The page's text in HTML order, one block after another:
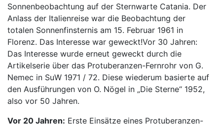
Sonnenbeobachtung auf der Sternwarte Catania. Der
Anlass der Italienreise war die Beobachtung der
totalen Sonnenfinsternis am 15. Februar 1961 in
Florenz. Das Interesse war geweckt!Vor 30 Jahren:
Das Interesse wurde erneut geweckt durch die
Artikelserie über das Protuberanzen-Fernrohr von G.
Nemec in SuW 1971 / 72. Diese wiederum basierte auf
den Ausführungen von O. Nögel in „Die Sterne“ 1952,
also vor 50 Jahren.
Vor 20 Jahren: Erste Einsätze eines Protuberanzen-